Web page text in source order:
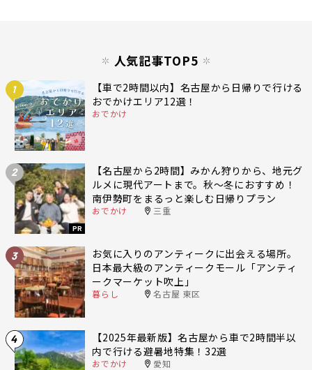
人気記事TOP5
1
【車で2時間以内】名古屋から日帰りで行ける
おでかけエリア12選！
おでかけ
2
PR
【名古屋から2時間】みかん狩りから、地元グ
ルメに現代アートまで。秋〜冬におすすめ！
南伊勢町をまるっと楽しむ日帰りプラン
おでかけ 三重
3
お気に入りのアンティークに出会える場所。
日本最大級のアンティークモール「アンティ
ークマーケット吹上」
暮らし 名古屋 東区
4
【2025年最新版】名古屋から車で2時間半以
内で行ける避暑地特集！32選
おでかけ 愛知